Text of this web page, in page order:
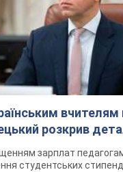
розкрив
зарплат
студентських